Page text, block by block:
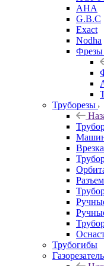
AHA
G.B.C
Exact
Nodha
Фрезы
Труборезы
Трубогибы